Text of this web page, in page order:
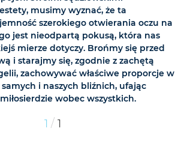
musimy wyznać, że ta
szerokiego otwierania oczu na
jest nieodpartą pokusą, która nas
mierze dotyczy. Brońmy się przed
i starajmy się, zgodnie z zachętą
zachowywać właściwe proporcje w
i naszych bliźnich, ufając
wobec wszystkich.
1 / 1